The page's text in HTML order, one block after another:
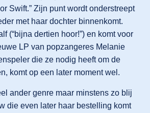
Swift.” Zijn punt wordt onderstreept
met haar dochter binnenkomt.
(“bijna dertien hoor!”) en komt voor
LP van popzangeres Melanie
die ze nodig heeft om de
komt op een later moment wel.
ander genre maar minstens zo blij
die even later haar bestelling komt